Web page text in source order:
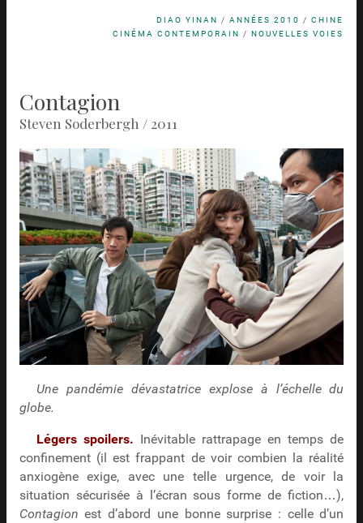
DIAO YINAN /ANNÉES 2010 /CHINE
CINÉMA CONTEMPORAIN /NOUVELLES VOIES
Contagion
Steven Soderbergh / 2011
Une pandémie dévastatrice explose à l’échelle du
globe.
Légers spoilers. Inévitable rattrapage en temps de
confinement (il est frappant de voir combien la réalité
anxiogène exige, avec une telle urgence, de voir la
situation sécurisée à l’écran sous forme de fiction…),
Contagion est d’abord une bonne surprise : celle d’un